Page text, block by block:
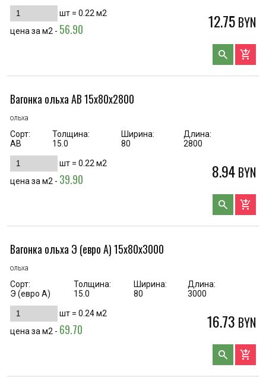
шт = 0.22 м2
цена за м2 - 56.90 12.75 BYN
search add_shopping_cart
Вагонка ольха AB 15х80х2800
ольха
Сорт:
AB
Толщина:
15.0
Ширина:
80
Длина:
2800
шт = 0.22 м2
цена за м2 - 39.90 8.94 BYN
search add_shopping_cart
Вагонка ольха Э (евро А) 15х80х3000
ольха
Сорт:
Э (евро А)
Толщина:
15.0
Ширина:
80
Длина:
3000
шт = 0.24м2
цена за м2 - 69.70 16.73 BYN
search add_shopping_cart